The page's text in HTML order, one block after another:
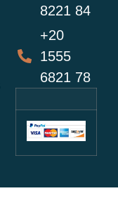
8221 84
+20
1555
6821 78